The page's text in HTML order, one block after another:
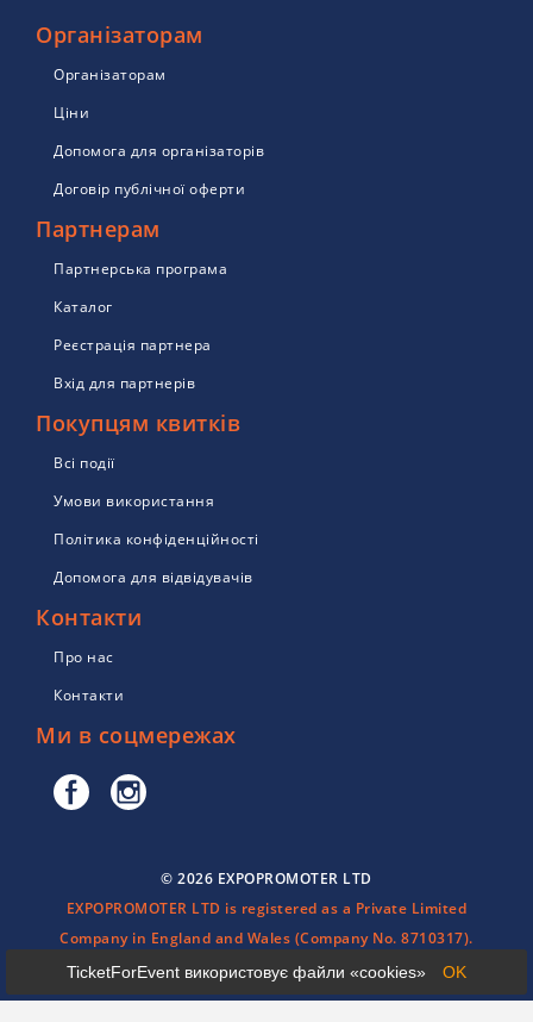
TicketForEvent використовує файли «cookies» OK
Організаторам
Організаторам
Ціни
Допомога для організаторів
Договір публічної оферти
Партнерам
Партнерська програма
Каталог
Реєстрація партнера
Вхід для партнерів
Покупцям квитків
Всі події
Умови використання
Політика конфіденційності
Допомога для відвідувачів
Контакти
Про нас
Контакти
Ми в соцмережах
© 2026 EXPOPROMOTER LTD
EXPOPROMOTER LTD is registered as a Private Limited
Company in England and Wales (Company No. 8710317).